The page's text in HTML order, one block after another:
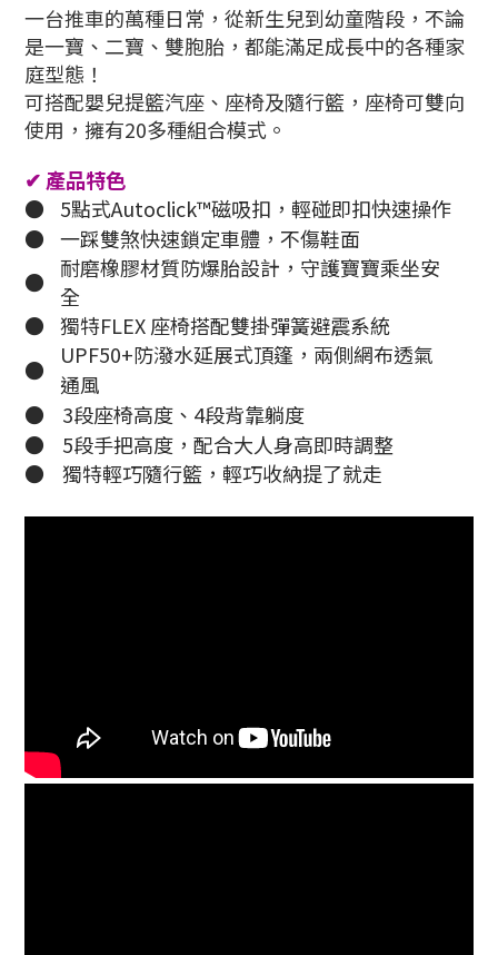
一台推車的萬種日常，從新生兒到幼童階段，不論
是一寶、二寶、雙胞胎，都能滿足成長中的各種家
庭型態！
可搭配嬰兒提籃汽座、座椅及隨行籃，座椅可雙向
使用，擁有20多種組合模式。
✔ 產品特色
●
5點式Autoclick™磁吸扣，輕碰即扣快速操作
● 一踩雙煞快速鎖定車體，不傷鞋面
● 耐磨橡膠材質防爆胎設計，守護寶寶乘坐安
全
● 獨特FLEX 座椅搭配雙掛彈簧避震系統
●
UPF50+防潑水延展式頂篷，兩側網布透氣
通風
●
3段座椅高度、4段背靠躺度
●
5段手把高度，配合大人身高即時調整
●
獨特輕巧隨行籃，輕巧收納提了就走